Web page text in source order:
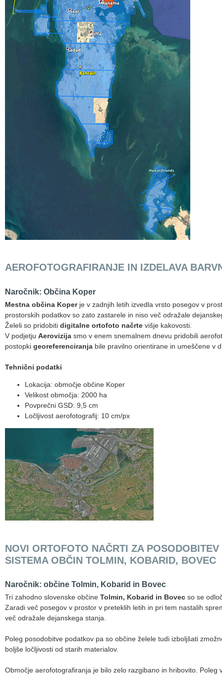
AEROFOTOGRAFIRANJE IN IZDELAVA
Naročnik: Občina Koper
Mestna občina Koperje v zadnjih letih izvedla vrsto posegov v
prostorskih podatkov so zato zastarele in niso več odražale
Želeli so pridobiti digitalne ortofoto načrte višje kakovosti.
V podjetju Aerovizija smo v enem snemalnem dnevu pridobili
postopki georeferenciranja bile pravilno orientirane in umeščene v
Tehnični podatki
Lokacija: območje občine Koper
Velikost območja: 2000 ha
Povprečni GSD: 9,5 cm
Ločljivost aerofotografij: 10 cm/px
NOVI ORTOFOTO NAČRTI ZA
SISTEMA OBČIN TOLMIN, KOBARID, BOVEC
Naročnik: občine Tolmin, Kobarid in Bovec
Tri zahodno slovenske občine Tolmin, Kobarid in Bovec so se
Zaradi več posegov v prostor v preteklih letih in pri tem nastalih
več odražale dejanskega stanja.
Poleg posodobitve podatkov pa so občine želele tudi izboljšati
boljše ločljivosti od starih materialov.
Območje aerofotografiranja je bilo zelo razgibano in hribovito.